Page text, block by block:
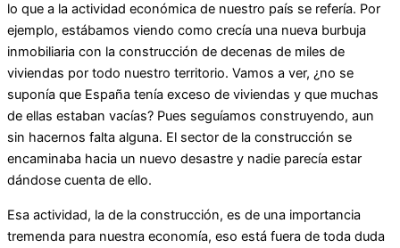
lo que a la actividad económica de nuestro país se refería. Por
ejemplo, estábamos viendo como crecía una nueva burbuja
inmobiliaria con la construcción de decenas de miles de
viviendas por todo nuestro territorio. Vamos a ver, ¿no se
suponía que España tenía exceso de viviendas y que muchas
de ellas estaban vacías? Pues seguíamos construyendo, aun
sin hacernos falta alguna. El sector de la construcción se
encaminaba hacia un nuevo desastre y nadie parecía estar
dándose cuenta de ello.
Esa actividad, la de la construcción, es de una importancia
tremenda para nuestra economía, eso está fuera de toda duda